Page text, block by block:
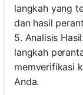
langkah yang
dan hasil
5. Analisis
langkah
memverifikasi
Anda.